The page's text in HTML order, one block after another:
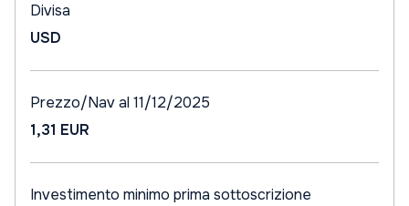
Divisa
USD
Prezzo/Nav al 11/12/2025
1,31 EUR
Investimento minimo prima sottoscrizione